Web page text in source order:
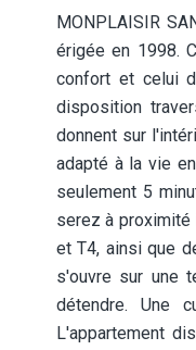
MONPLAISIR
érigée en 1998.
confort et celui
disposition
donnent sur
adapté à la vie
seulement 5
serez à proximité
et T4, ainsi que
s'ouvre sur une
détendre. Une
L'appartement